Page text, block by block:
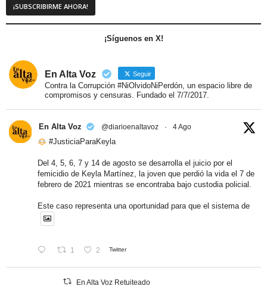
¡Síguenos en X!
En Alta Voz Seguir
Contra la Corrupción #NiOlvidoNiPerdón, un espacio libre de
compromisos y censuras. Fundado el 7/7/2017.
En Alta Voz @diarioenaltavoz · 4 Ago
#JusticiaParaKeyla
Del 4, 5, 6, 7 y 14 de agosto se desarrolla el juicio por el
femicidio de Keyla Martínez, la joven que perdió la vida el 7 de
febrero de 2021 mientras se encontraba bajo custodia policial.
Este caso representa una oportunidad para que el sistema de
1 2 Twitter
En Alta Voz Retuiteado